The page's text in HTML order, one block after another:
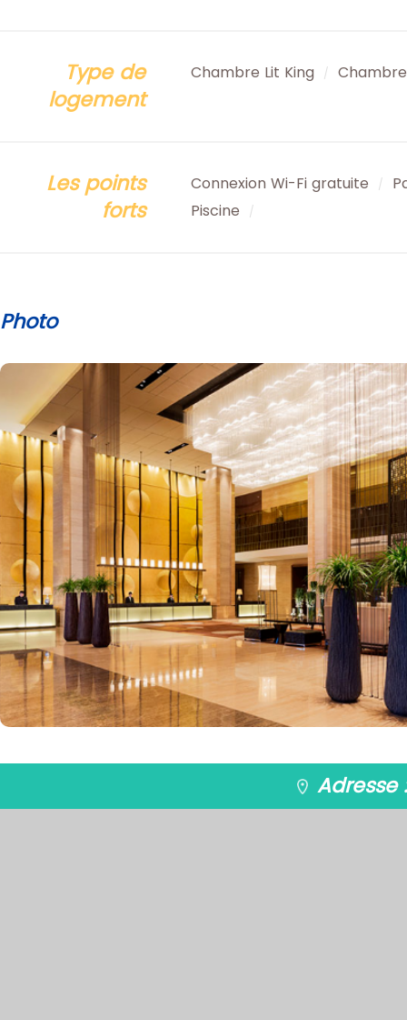
Type de
logement
Chambre Lit King /
Les points
forts
Connexion Wi-Fi gratuite /
Piscine
/
Photo
Adresse :